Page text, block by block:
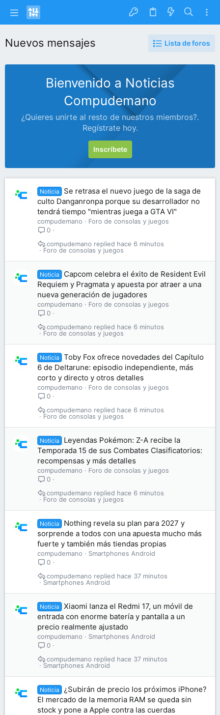
Nuevos mensajes Lista de foros
Bienvenido a Noticias
Compudemano
¿Quieres unirte al resto de nuestros miembros?.
Regístrate hoy.
Inscríbete
Noticia
Se retrasa el nuevo juego de la saga de
culto Danganronpa porque su desarrollador no
tendrá tiempo "mientras juega a GTA VI"
compudemano
Foro de consolas y juegos
0
Foro de consolas y juegos
hace 6 minutos
compudemano
Noticia
Capcom celebra el éxito de Resident Evil
Requiem y Pragmata y apuesta por atraer a una
nueva generación de jugadores
compudemano
Foro de consolas y juegos
0
Foro de consolas y juegos
hace 6 minutos
compudemano
Noticia
Toby Fox ofrece novedades del Capítulo
6 de Deltarune: episodio independiente, más
corto y directo y otros detalles
compudemano
Foro de consolas y juegos
0
Foro de consolas y juegos
hace 6 minutos
compudemano
Noticia
Leyendas Pokémon: Z-A recibe la
Temporada 15 de sus Combates Clasificatorios:
recompensas y más detalles
compudemano
Foro de consolas y juegos
0
Foro de consolas y juegos
hace 6 minutos
compudemano
Noticia
Nothing revela su plan para 2027 y
sorprende a todos con una apuesta mucho más
fuerte y también más tiendas propias
compudemano
Smartphones Android
0
Smartphones Android
hace 37 minutos
compudemano
Noticia
Xiaomi lanza el Redmi 17, un móvil de
entrada con enorme batería y pantalla a un
precio realmente ajustado
compudemano
Smartphones Android
0
Smartphones Android
hace 37 minutos
compudemano
Noticia
¿Subirán de precio los próximos iPhone?
El mercado de la memoria RAM se queda sin
stock y pone a Apple contra las cuerdas